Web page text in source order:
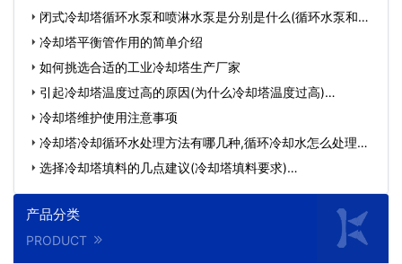
闭式冷却塔循环水泵和喷淋水泵是分别是什么(循环水泵和喷
淋…冷却塔平衡管作用的简单介绍
如何挑选合适的工业冷却塔生产厂家
引起冷却塔温度过高的原因(为什么冷却塔温度过高)…
冷却塔维护使用注意事项
冷却塔冷却循环水处理方法有哪几种,循环冷却水怎么处理…
选择冷却塔填料的几点建议(冷却塔填料要求)…
产品分类
PRODUCT